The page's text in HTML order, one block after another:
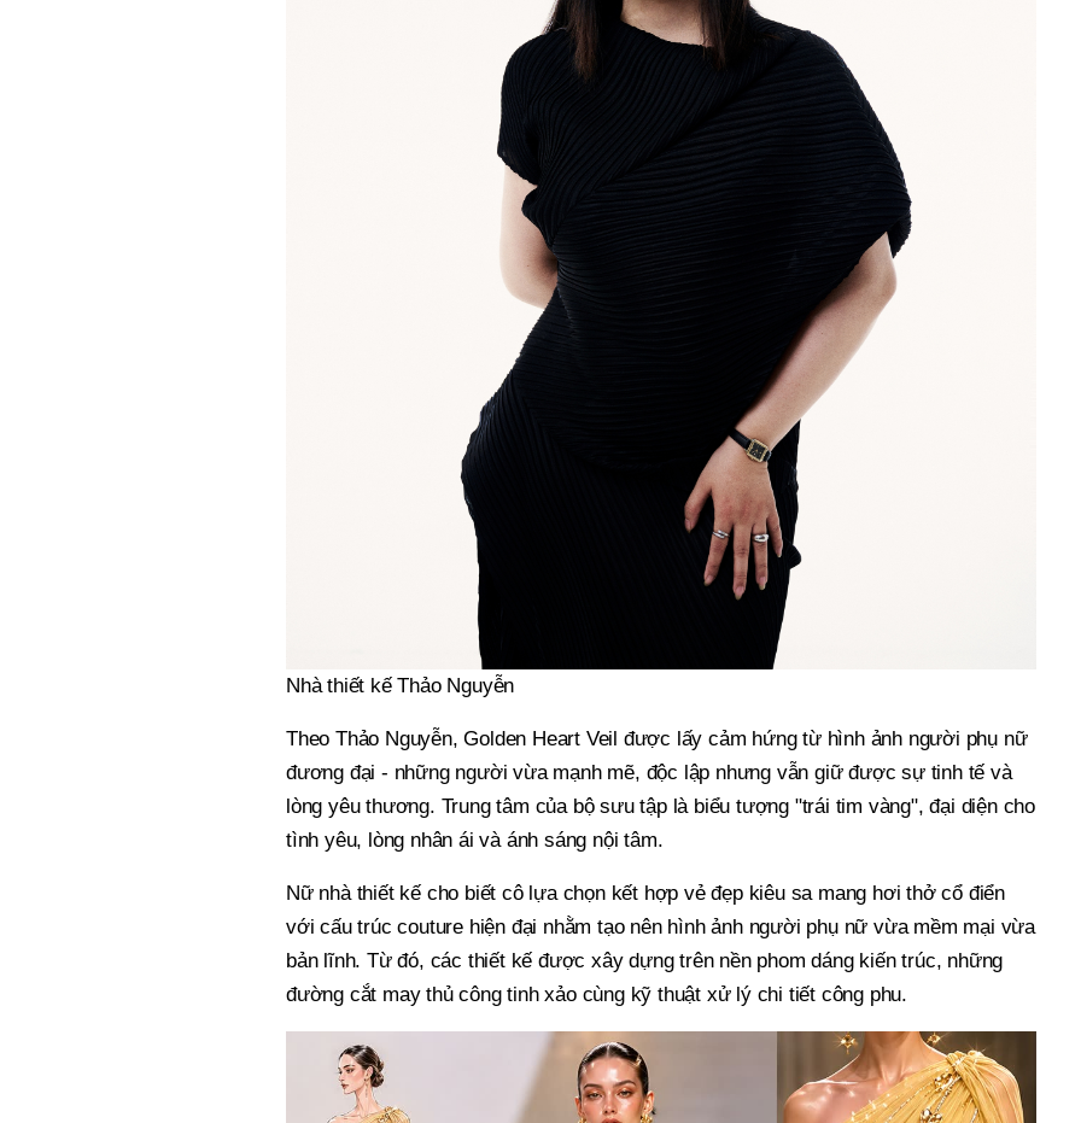
Nhà thiết kế Thảo Nguyễn
Theo Thảo Nguyễn, Golden Heart Veil được lấy cảm hứng từ hình ảnh người phụ nữ
đương đại - những người vừa mạnh mẽ, độc lập nhưng vẫn giữ được sự tinh tế và
lòng yêu thương. Trung tâm của bộ sưu tập là biểu tượng "trái tim vàng", đại diện cho
tình yêu, lòng nhân ái và ánh sáng nội tâm.
Nữ nhà thiết kế cho biết cô lựa chọn kết hợp vẻ đẹp kiêu sa mang hơi thở cổ điển
với cấu trúc couture hiện đại nhằm tạo nên hình ảnh người phụ nữ vừa mềm mại vừa
bản lĩnh. Từ đó, các thiết kế được xây dựng trên nền phom dáng kiến trúc, những
đường cắt may thủ công tinh xảo cùng kỹ thuật xử lý chi tiết công phu.